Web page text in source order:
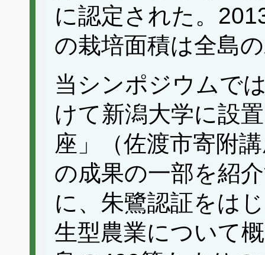
に認定された。
の栽培面積は全島
当シンポジウムで
けて新潟大学に設
座」（佐渡市寄附
の成果の一部を紹
に、朱鷺認証をは
生型農業について